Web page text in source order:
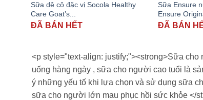
Sữa dê cô đặc vị Socola Healthy
Care Goat’s...
ĐÃ BÁN HẾT
Sữa Ensure
Ensure
ĐÃ BÁN
<p style="text-align: justify;"><strong>Sữa
uống hàng ngày , sữa cho người cao tuổi là
ý những yếu tố khi lựa chọn và sử dụng sữa
sữa cho người lớn mau phục hồi sức khỏe </